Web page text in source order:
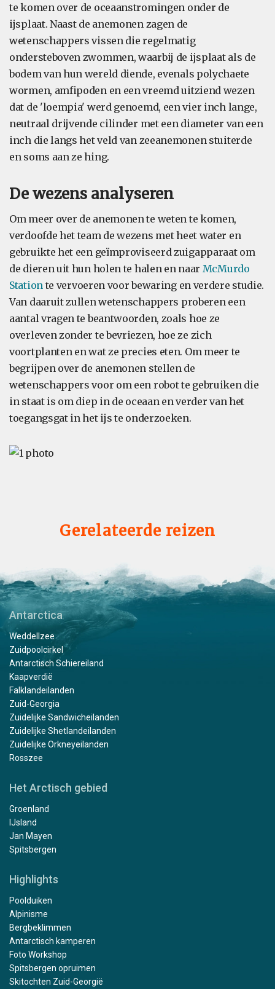
te komen over de oceaanstromingen onder de
ijsplaat. Naast de anemonen zagen de
wetenschappers vissen die regelmatig
ondersteboven zwommen, waarbij de ijsplaat als de
bodem van hun wereld diende, evenals polychaete
wormen, amfipoden en een vreemd uitziend wezen
dat de 'loempia' werd genoemd, een vier inch lange,
neutraal drijvende cilinder met een diameter van een
inch die langs het veld van zeeanemonen stuiterde
en soms aan ze hing.
De wezens analyseren
Om meer over de anemonen te weten te komen,
verdoofde het team de wezens met heet water en
gebruikte het een geïmproviseerd zuigapparaat om
de dieren uit hun holen te halen en naar McMurdo
Stationte vervoeren voor bewaring en verdere studie.
Van daaruit zullen wetenschappers proberen een
aantal vragen te beantwoorden, zoals hoe ze
overleven zonder te bevriezen, hoe ze zich
voortplanten en wat ze precies eten. Om meer te
begrijpen over de anemonen stellen de
wetenschappers voor om een robot te gebruiken die
in staat is om diep in de oceaan en verder van het
toegangsgat in het ijs te onderzoeken.
Gerelateerde reizen
Antarctica
Weddellzee
Zuidpoolcirkel
Antarctisch Schiereiland
Kaapverdië
Falklandeilanden
Zuid-Georgia
Zuidelijke Sandwicheilanden
Zuidelijke Shetlandeilanden
Zuidelijke Orkneyeilanden
Rosszee
Het Arctisch gebied
Groenland
IJsland
Jan Mayen
Spitsbergen
Highlights
Poolduiken
Alpinisme
Bergbeklimmen
Antarctisch kamperen
Foto Workshop
Spitsbergen opruimen
Skitochten Zuid-Georgië